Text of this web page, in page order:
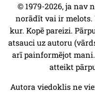
© 1979-2026, ja nav
norādīt vai ir melots.
kur. Kopē pareizi.
atsauci uz autoru
arī painformējot
atteikt
Autora viedoklis ne